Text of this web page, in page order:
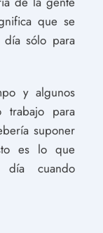
que se
día sólo para
y algunos
trabajo para
suponer
es lo que
día cuando